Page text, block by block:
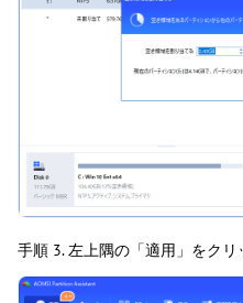
手順 3. 左上隅の「適用」をクリ